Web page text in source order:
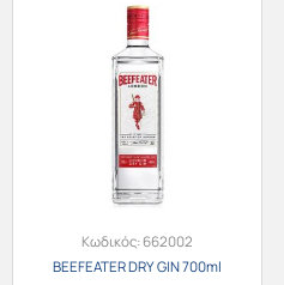
Κωδικός:662002
BEEFEATER DRY GIN 700ml